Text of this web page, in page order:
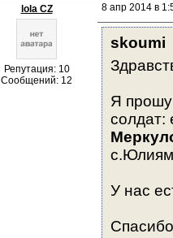
lola CZ
Репутация: 10
Сообщений: 12
8 апр 2014 в
skoumi
Я прошу
солдат:
У нас